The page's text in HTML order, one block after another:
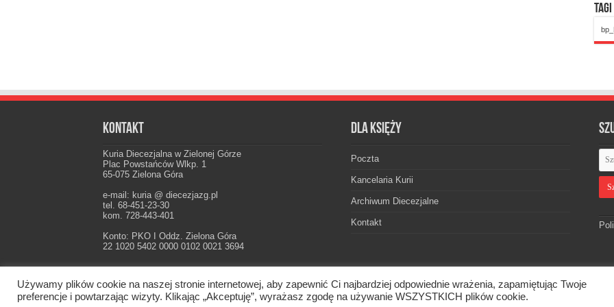
Tagi
Kontakt
Kuria Diecezjalna w Zielonej Górze
Plac Powstańców Wlkp. 1
65-075 Zielona Góra
e-mail: kuria @ diecezjazg.pl
tel. 68-451-23-30
kom. 728-443-401
Konto: PKO I Oddz. Zielona Góra
22 1020 5402 0000 0102 0021 3694
Dla księży
Poczta
Kancelaria Kurii
Archiwum Diecezjalne
Kontakt
Oficjalna strona Diecezji Zielonogórsko-Gorzowskiej. © 2026. Wszelkie prawa zastrzeżone.
Używamy plików cookie na naszej stronie internetowej, aby zapewnić Ci najbardziej odpowiednie wrażenia, zapamiętując Twoje
preferencje i powtarzając wizyty. Klikając „Akceptuję”, wyrażasz zgodę na używanie WSZYSTKICH plików cookie.